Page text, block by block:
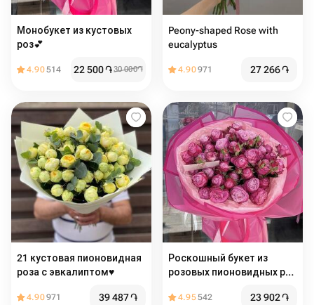
Монобукет из кустовых
роз💕
4.90514 22 500֏30 000֏
Peony-shaped Rose with
eucalyptus
4.90971 27 266֏
21 кустовая пионовидная
роза с эвкалиптом♥️
4.90971 39 487֏
Роскошный букет из
розовых пионовидных роз
4.95542 23 902֏